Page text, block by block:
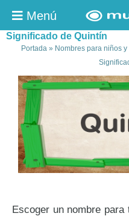
Menú
Significado de Quintín
Portada» Nombres para niños
Escoger un nombre